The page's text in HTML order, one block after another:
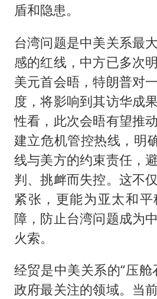
盾和隐患。
台湾问题是中美关系最
感的红线，中方已多次
美元首会晤，特朗普对
度，将影响到其访华成
性看，此次会晤有望推
建立危机管控热线，明
线与美方的约束责任，
判、挑衅而失控。这不
紧张，更能为亚太和
障，防止台湾问题成为
火索。
经贸是中美关系的“压舱
政府最关注的领域。当